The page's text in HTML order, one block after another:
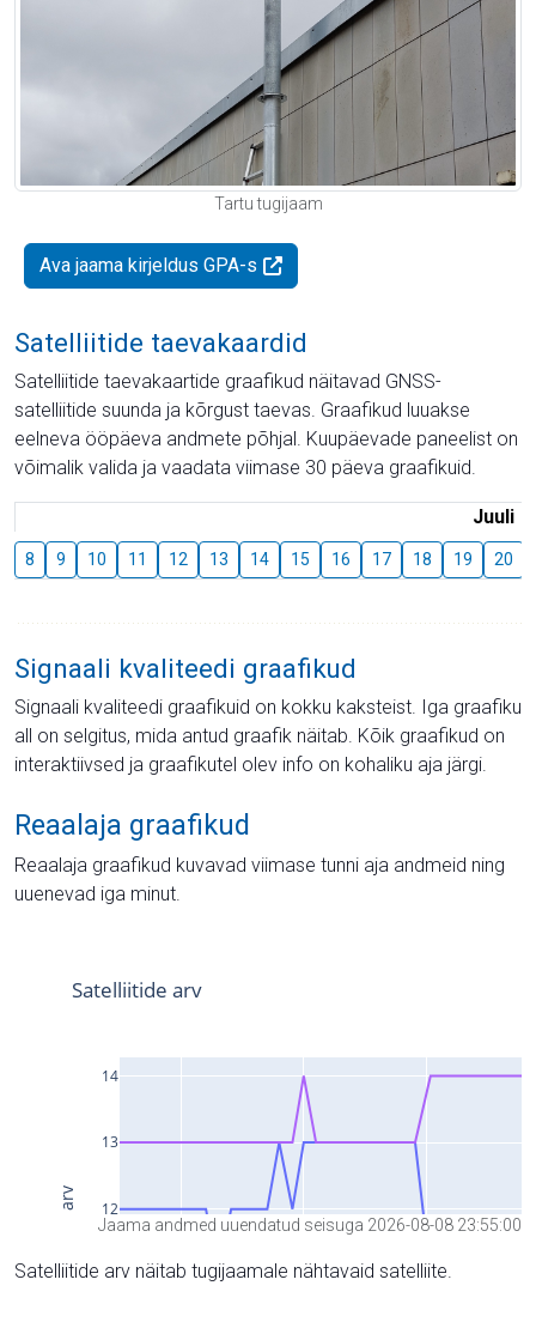
Tartu tugijaam
Ava jaama kirjeldus GPA-s
Satelliitide taevakaardid
Satelliitide taevakaartide graafikud näitavad GNSS-
satelliitide suunda ja kõrgust taevas. Graafikud luuakse
eelneva ööpäeva andmete põhjal. Kuupäevade paneelist on
võimalik valida ja vaadata viimase 30 päeva graafikuid.
Juuli
8 9 10 11 12 13 14 15 16 17 18 19 20
Signaali kvaliteedi graafikud
Signaali kvaliteedi graafikuid on kokku kaksteist. Iga graafiku
all on selgitus, mida antud graafik näitab. Kõik graafikud on
interaktiivsed ja graafikutel olev info on kohaliku aja järgi.
Reaalaja graafikud
Reaalaja graafikud kuvavad viimase tunni aja andmeid ning
uuenevad iga minut.
Jaama andmed uuendatud seisuga 2026-08-08 23:55:00
Satelliitide arv näitab tugijaamale nähtavaid satelliite.